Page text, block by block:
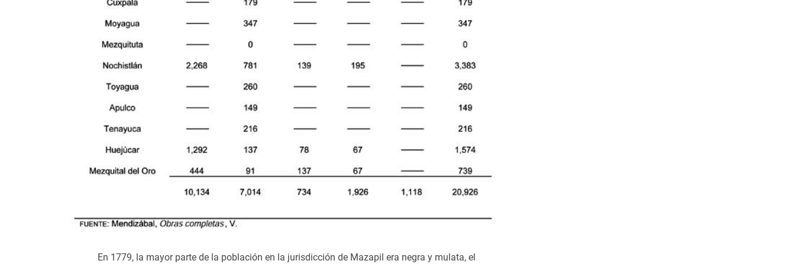
En 1779, la mayor parte de la población en la jurisdicción de Mazapil era negra y mulata, el